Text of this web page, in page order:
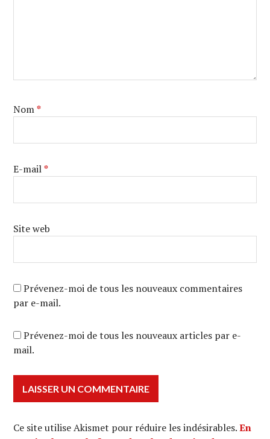
Nom*
E-mail*
Site web
Prévenez-moi de tous les nouveaux commentaires
par e-mail.
Prévenez-moi de tous les nouveaux articles par e-
mail.
Ce site utilise Akismet pour réduire les indésirables.En